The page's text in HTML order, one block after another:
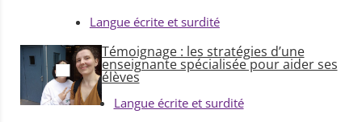
Langue écrite et surdité
Témoignage : les stratégies d’une
enseignante spécialisée pour aider ses
élèves
Langue écrite et surdité